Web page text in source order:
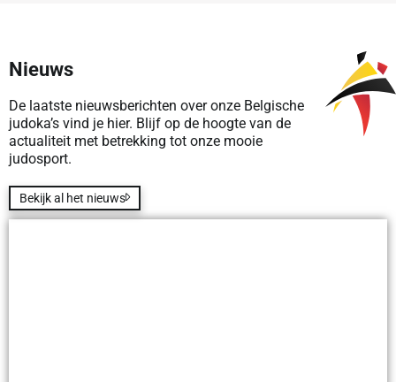
Nieuws
De laatste nieuwsberichten over onze Belgische
judoka’s vind je hier. Blijf op de hoogte van de
actualiteit met betrekking tot onze mooie
judosport.
Bekijk al het nieuws